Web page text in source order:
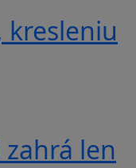
kresleniu
len